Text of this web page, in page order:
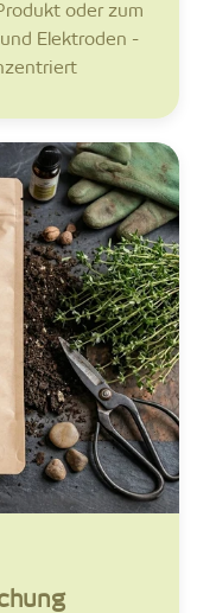
oder zum
Elektroden -